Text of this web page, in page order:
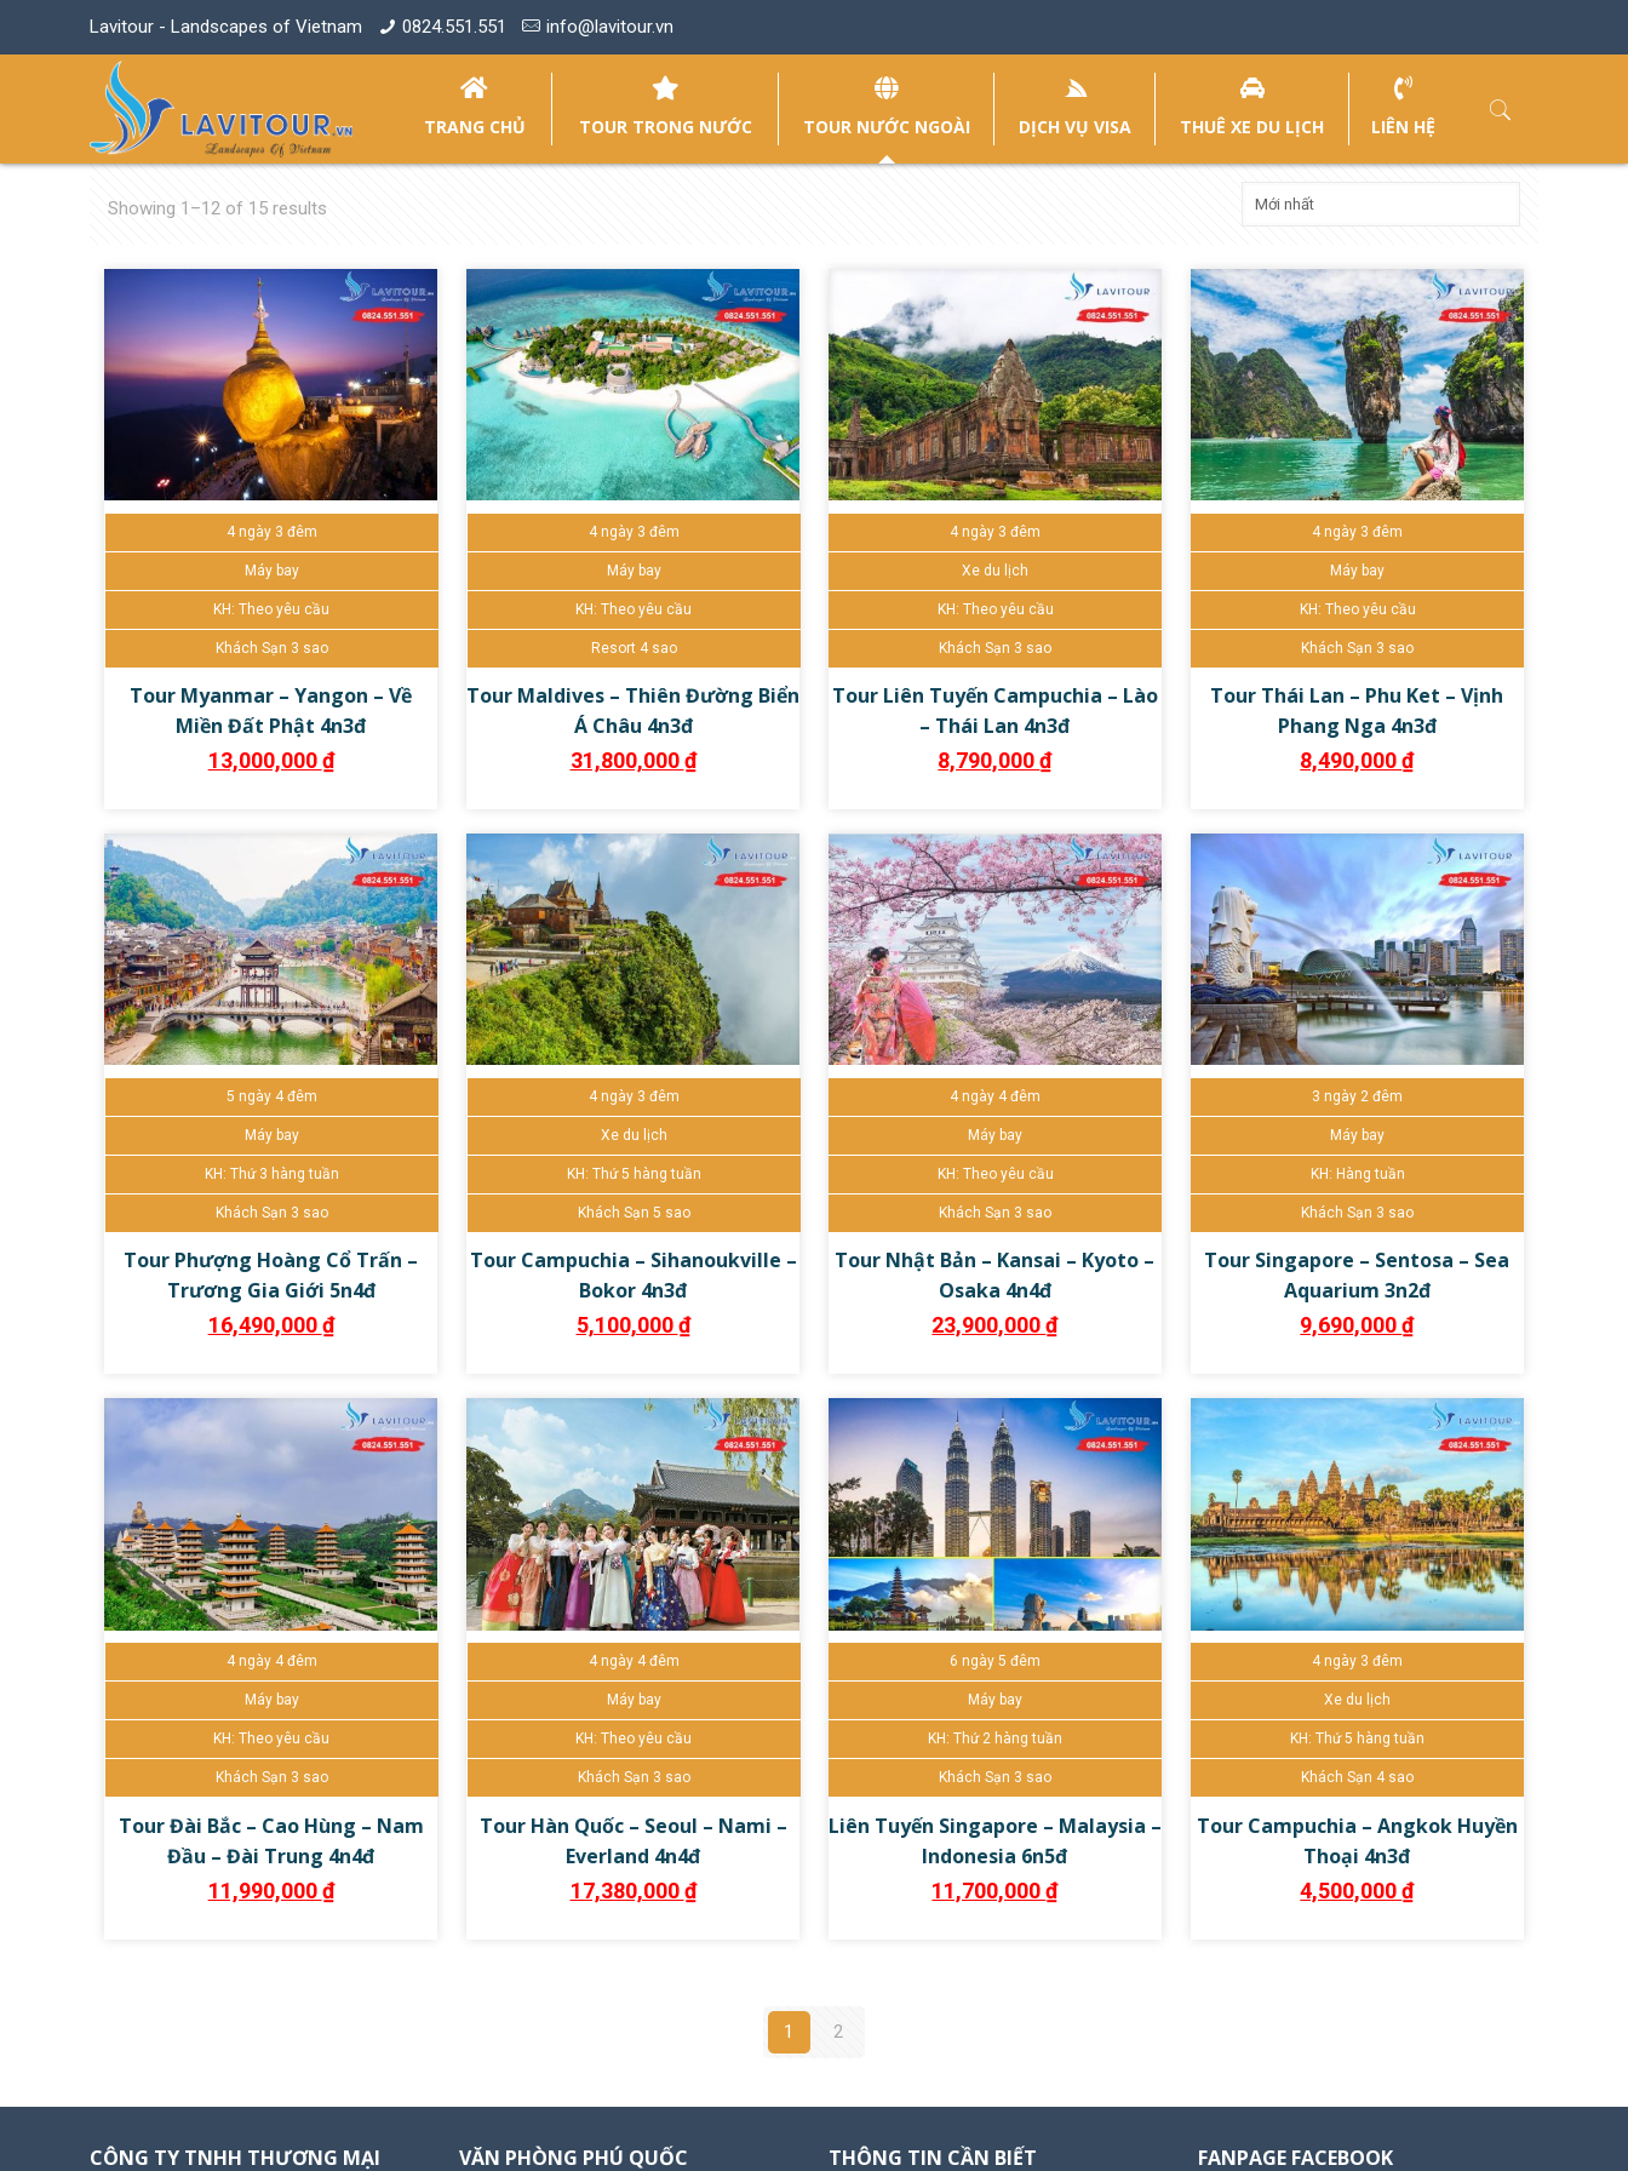
Lavitour - Landscapes of Vietnam 0824.551.551 info@lavitour.vn
TRANG CHỦ TOUR TRONG NƯỚC TOUR NƯỚC NGOÀI DỊCH VỤ VISA THUÊ XE DU LỊCH LIÊN HỆ
Showing 1–12 of 15 results
Đặt tour ngay4 ngày 3 đêm
Máy bay
KH: Theo yêu cầu
Khách Sạn 3 sao
Tour Myanmar – Yangon – Về
Miền Đất Phật 4n3đ
13,000,000₫
Đặt tour ngay4 ngày 3 đêm
Máy bay
KH: Theo yêu cầu
Resort 4 sao
Tour Maldives – Thiên Đường Biển
Á Châu 4n3đ
31,800,000₫
Đặt tour ngay4 ngày 3 đêm
Xe du lịch
KH: Theo yêu cầu
Khách Sạn 3 sao
Tour Liên Tuyến Campuchia – Lào
– Thái Lan 4n3đ
8,790,000₫
Đặt tour ngay4 ngày 3 đêm
Máy bay
KH: Theo yêu cầu
Khách Sạn 3 sao
Tour Thái Lan – Phu Ket – Vịnh
Phang Nga 4n3đ
8,490,000₫
Đặt tour ngay5 ngày 4 đêm
Máy bay
KH: Thứ 3 hàng tuần
Khách Sạn 3 sao
Tour Phượng Hoàng Cổ Trấn –
Trương Gia Giới 5n4đ
16,490,000₫
Đặt tour ngay4 ngày 3 đêm
Xe du lịch
KH: Thứ 5 hàng tuần
Khách Sạn 5 sao
Tour Campuchia – Sihanoukville –
Bokor 4n3đ
5,100,000₫
Đặt tour ngay4 ngày 4 đêm
Máy bay
KH: Theo yêu cầu
Khách Sạn 3 sao
Tour Nhật Bản – Kansai – Kyoto –
Osaka 4n4đ
23,900,000₫
Đặt tour ngay3 ngày 2 đêm
Máy bay
KH: Hàng tuần
Khách Sạn 3 sao
Tour Singapore – Sentosa – Sea
Aquarium 3n2đ
9,690,000₫
Đặt tour ngay4 ngày 4 đêm
Máy bay
KH: Theo yêu cầu
Khách Sạn 3 sao
Tour Đài Bắc – Cao Hùng – Nam
Đầu – Đài Trung 4n4đ
11,990,000₫
Đặt tour ngay4 ngày 4 đêm
Máy bay
KH: Theo yêu cầu
Khách Sạn 3 sao
Tour Hàn Quốc – Seoul – Nami –
Everland 4n4đ
17,380,000₫
Đặt tour ngay6 ngày 5 đêm
Máy bay
KH: Thứ 2 hàng tuần
Khách Sạn 3 sao
Liên Tuyến Singapore – Malaysia –
Indonesia 6n5đ
11,700,000₫
Đặt tour ngay4 ngày 3 đêm
Xe du lịch
KH: Thứ 5 hàng tuần
Khách Sạn 4 sao
Tour Campuchia – Angkok Huyền
Thoại 4n3đ
4,500,000₫
1 2
CÔNG TY TNHH THƯƠNG MẠI VĂN PHÒNG PHÚ QUỐC THÔNG TIN CẦN BIẾT FANPAGE FACEBOOK